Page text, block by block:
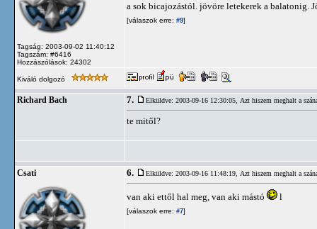
Tagság: 2003-09-02 11:40:12
Tagszám: #6416
Hozzászólások: 24302
a sok bicajozástól. jövöre letekerek a balatonig.
[válaszok erre: #9]
Kiváló dolgozó
Richard Bach 7. Elküldve: 2003-09-16 12:30:05, Azt hiszem meghalt a
te mitől?
Csati 6. Elküldve: 2003-09-16 11:48:19, Azt hiszem meghalt a
van aki ettől hal meg, van aki mástó l
[válaszok erre: #7]